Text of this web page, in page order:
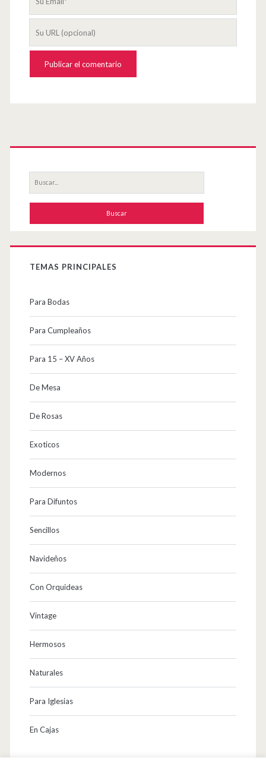
de
Sidebar
Buscar
por:
TEMAS PRINCIPALES
Para Bodas
Para Cumpleaños
Para 15 – XV Años
De Mesa
De Rosas
Exoticos
Modernos
Para Difuntos
Sencillos
Navideños
Con Orquideas
Vintage
Hermosos
Naturales
Para Iglesias
En Cajas